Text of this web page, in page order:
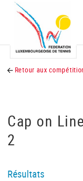
Retour aux
Cap on
2
Résultats